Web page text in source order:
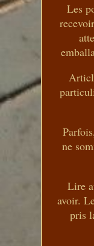
Les
ne
Lire
avoir.
pris